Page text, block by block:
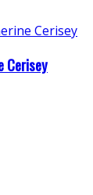
Cerisey